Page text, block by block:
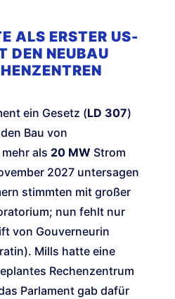
ALS ERSTER US-
DEN NEUBAU
S
ein Gesetz (LD 307)
Bau von
als 20 MW Strom
2027 untersagen
stimmten mit großer
nun fehlt nur
von Gouverneurin
Mills hatte eine
Rechenzentrum
Parlament gab dafür